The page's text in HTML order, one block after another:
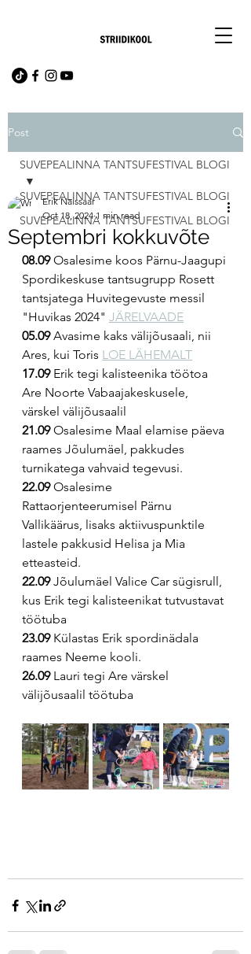
Post
SUVEPEALINNA TANTSUFESTIVAL BLOGI
SUVEPEALINNA TANTSUFESTIVAL BLOGI
SUVEPEALINNA TANTSUFESTIVAL BLOGI
Septembri kokkuvõte
Erik Naissaar
Oct 18, 2024 1 min read
08.09 Osalesime koos Pärnu-Jaagupi
Spordikeskuse tantsugrupp Rosett
tantsjatega Huvitegevuste messil
"Huvikas 2024" JÄRELVAADE
05.09 Avasime kaks välijõusaali, nii
Ares, kui Toris LOE LÄHEMALT
17.09 Erik tegi kalisteenika töötoa
Are Noorte Vabaajakeskusele,
värskel välijõusaalil
21.09 Osalesime Maal elamise päeva
raames Jõulumäel, pakkudes
turnikatega vahvaid tegevusi.
22.09 Osalesime
Rattaorjenteerumisel Pärnu
Vallikäärus, lisaks aktiivuspunktile
lastele pakkusid Helisa ja Mia
etteasteid.
22.09 Jõulumäel Valice Car sügisrull,
kus Erik tegi kalisteenikat tutvustavat
töötuba
23.09 Külastas Erik spordinädala
raames Neeme kooli.
26.09 Lauri tegi Are värskel
välijõusaalil töötuba